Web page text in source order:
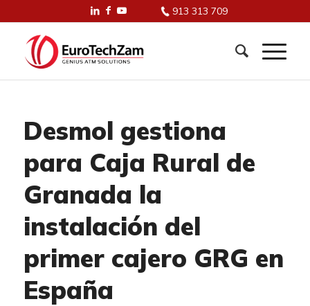
913 313 709
Desmol gestiona
para Caja Rural de
Granada la
instalación del
primer cajero GRG en
España